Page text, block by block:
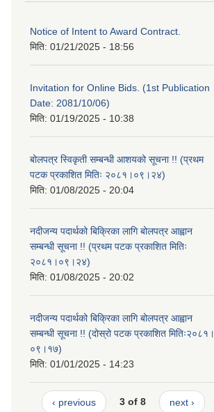
Notice of Intent to Award Contract.
मिति: 01/21/2025 - 18:56
Invitation for Online Bids. (1st Publication
Date: 2081/10/06)
मिति: 01/19/2025 - 10:38
बोलपत्र स्विकृती सम्बन्धी आशयको सूचना !! (प्रथम
पटक प्रकाशित मितिः २०८१।०९।२४)
मिति: 01/08/2025 - 20:04
नदीजन्य पदार्थको बिक्रिका लागि बोलपत्र आह्वान
सम्बन्धी सूचना !! (प्रथम पटक प्रकाशित मितिः
२०८१।०९।२४)
मिति: 01/08/2025 - 20:02
नदीजन्य पदार्थको बिक्रिका लागि बोलपत्र आह्वान
सम्बन्धी सूचना !! (दोस्रो पटक प्रकाशित मितिः२०८१।
०९।१७)
मिति: 01/01/2025 - 14:23
‹ previous 3 of 8 next ›